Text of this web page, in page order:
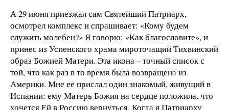
А 29 июня приезжал сам Святейший Патриарх,
осмотрел комплекс и спрашивает: «Кому будем
служить молебен?» Я говорю: «Как благословите», и
принес из Успенского храма мироточащий Тихвинский
образ Божией Матери. Эта икона – точный список с
той, что как раз в то время была возвращена из
Америки. Мне ее прислал один знакомый, живущий в
Испании: ему Матерь Божия на сердце положила, что
хочется Ей в Россию вернуться. Когда я Патриарху